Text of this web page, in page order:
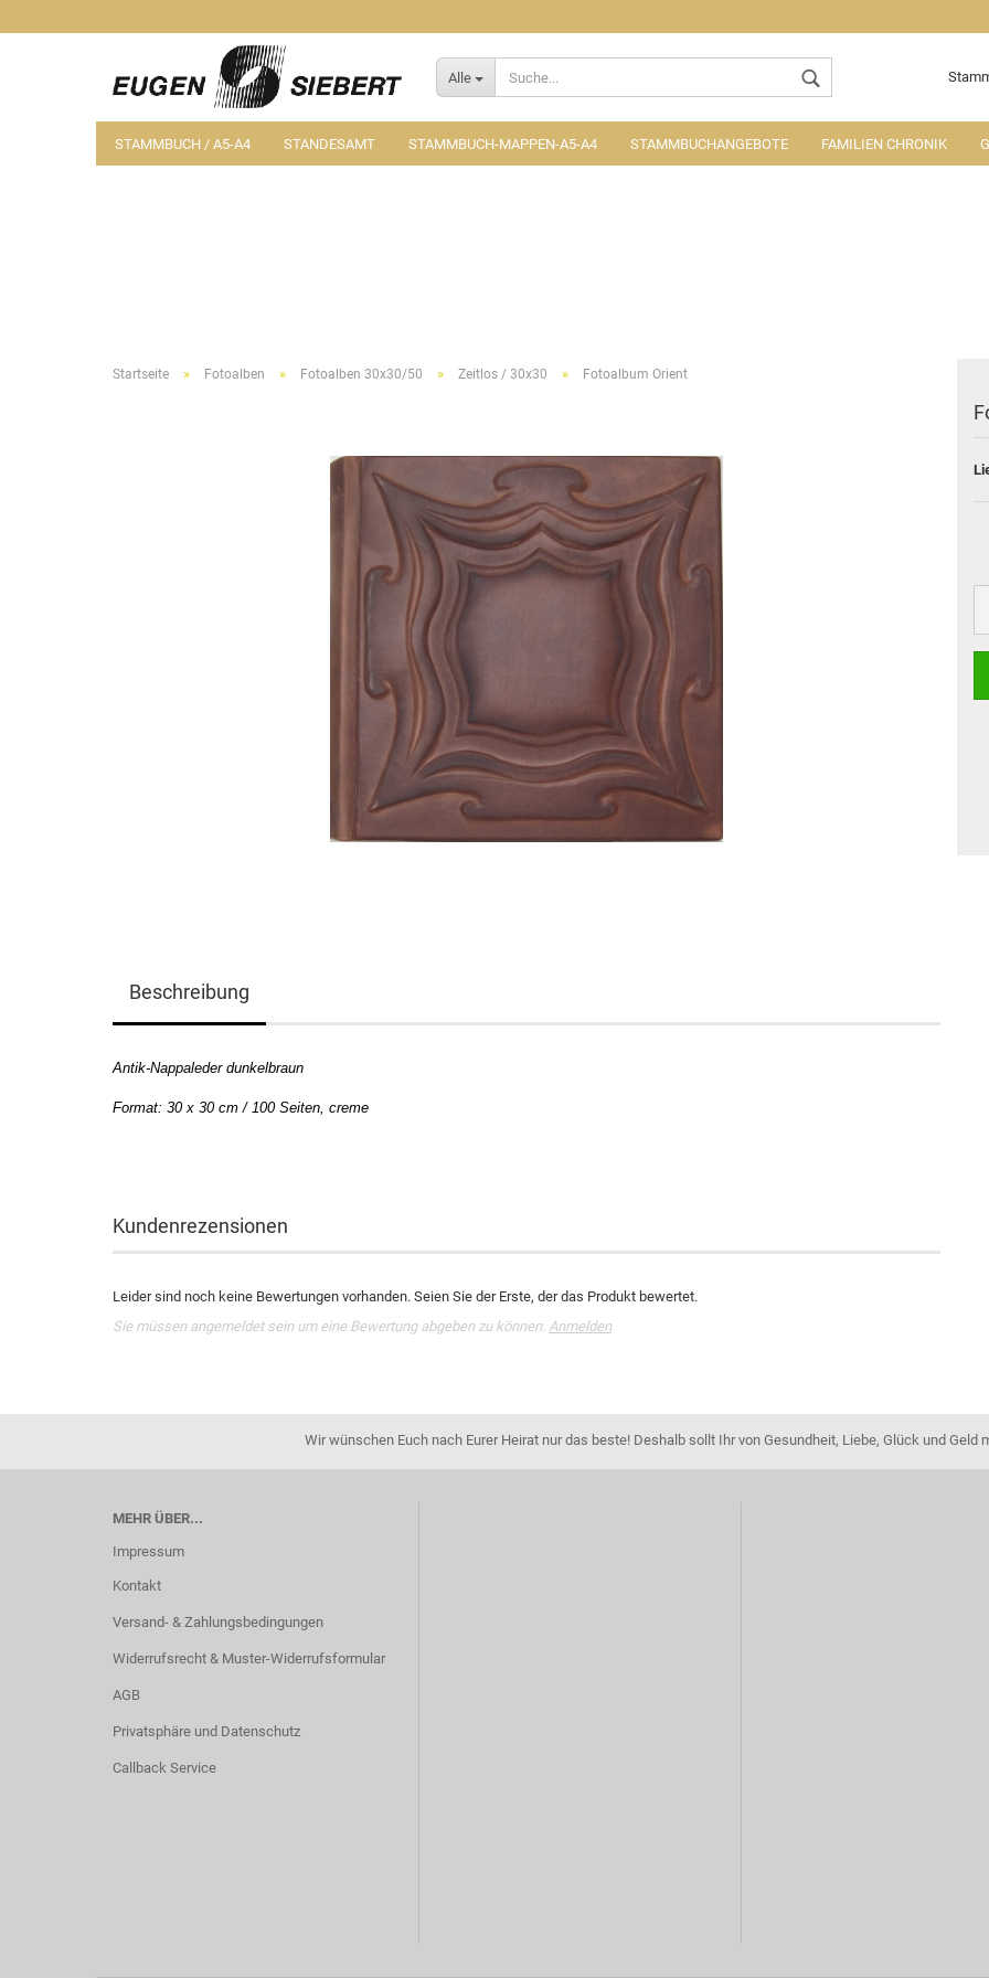
Lieferland
Alle
STAMMBUCH / A5-A4 STANDESAMT STAMMBUCH-MAPPEN-A5-A4 STAMMBUCHANGEBOTE FAMILIEN CHRONIK
Startseite » Fotoalben » Fotoalben 30x30/50 » Zeitlos / 30x30 » Fotoalbum Orient
Beschreibung
Antik-Nappaleder dunkelbraun
Format: 30 x 30 cm / 100 Seiten, creme
Kundenrezensionen
Leider sind noch keine Bewertungen vorhanden. Seien Sie der Erste, der das Produkt bewertet.
Sie müssen angemeldet sein um eine Bewertung abgeben zu können. Anmelden
Wir wünschen Euch nach Eurer Heirat nur das beste! Deshalb sollt Ihr von Gesundheit, Liebe, Glück und
MEHR ÜBER...
Impressum
Kontakt
Versand- & Zahlungsbedingungen
Widerrufsrecht & Muster-Widerrufsformular
AGB
Privatsphäre und Datenschutz
Callback Service